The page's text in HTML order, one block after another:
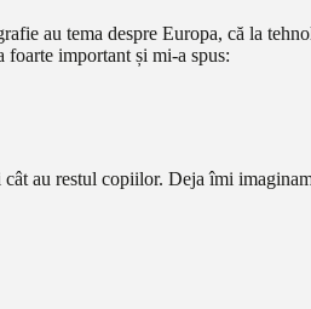
au tema despre Europa, că la
foarte important și mi-a spus:
au restul copiilor. Deja îmi